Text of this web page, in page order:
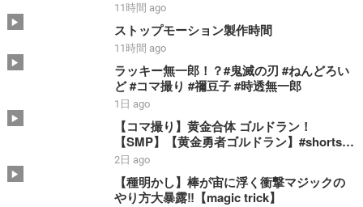
11時間 ago
ストップモーション製作時間
11時間 ago
ラッキー無一郎！？#鬼滅の刃 #ねんどろい
ど #コマ撮り #禰豆子 #時透無一郎
1日 ago
【コマ撮り】黄金合体 ゴルドラン！
【SMP】【黄金勇者ゴルドラン】#shorts #
ゴルドラン #smp #stopmotion #黄金合体
＃勇者 #bandai
2日 ago
【種明かし】棒が宙に浮く衝撃マジックの
やり方大暴露‼️【magic trick】